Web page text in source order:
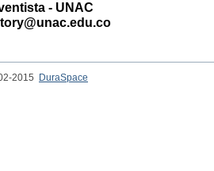
- UNAC
2015
DuraSpace